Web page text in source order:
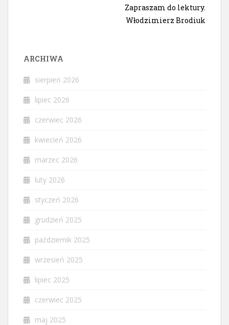
Zapraszam do lektury.
Włodzimierz Brodiuk
ARCHIWA
sierpień 2026
lipiec 2026
czerwiec 2026
kwiecień 2026
marzec 2026
luty 2026
styczeń 2026
grudzień 2025
październik 2025
wrzesień 2025
lipiec 2025
czerwiec 2025
maj 2025